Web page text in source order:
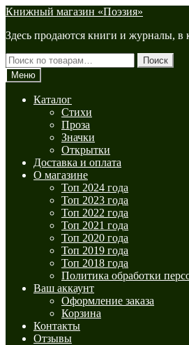
Перейти
навигации
Перейти
содержимому
Книжный магазин «Поэзия»
Здесь продаются книги и журналы, в
Искать:
Поиск
Меню
Каталог
Стихи
Проза
Значки
Открытки
Доставка и оплата
О магазине
Топ 2024 года
Топ 2023 года
Топ 2022 года
Топ 2021 года
Топ 2020 года
Топ 2019 года
Топ 2018 года
Политика обработки
Ваш аккаунт
Оформление заказа
Корзина
Контакты
Отзывы